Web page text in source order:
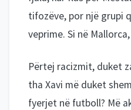
tifozëve, por një grupi
veprime. Si në
Përtej racizmit, duket
tha Xavi më duket
fyerjet në futboll? Më